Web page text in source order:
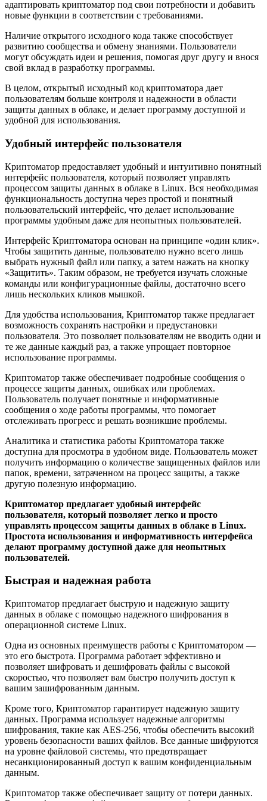
адаптировать криптоматор под свои потребности и добавить
новые функции в соответствии с требованиями.
Наличие открытого исходного кода также способствует
развитию сообщества и обмену знаниями. Пользователи
могут обсуждать идеи и решения, помогая друг другу и внося
свой вклад в разработку программы.
В целом, открытый исходный код криптоматора дает
пользователям больше контроля и надежности в области
защиты данных в облаке, и делает программу доступной и
удобной для использования.
Удобный интерфейс пользователя
Криптоматор предоставляет удобный и интуитивно понятный
интерфейс пользователя, который позволяет управлять
процессом защиты данных в облаке в Linux. Вся необходимая
функциональность доступна через простой и понятный
пользовательский интерфейс, что делает использование
программы удобным даже для неопытных пользователей.
Интерфейс Криптоматора основан на принципе «один клик».
Чтобы защитить данные, пользователю нужно всего лишь
выбрать нужный файл или папку, а затем нажать на кнопку
«Защитить». Таким образом, не требуется изучать сложные
команды или конфигурационные файлы, достаточно всего
лишь нескольких кликов мышкой.
Для удобства использования, Криптоматор также предлагает
возможность сохранять настройки и предустановки
пользователя. Это позволяет пользователям не вводить одни и
те же данные каждый раз, а также упрощает повторное
использование программы.
Криптоматор также обеспечивает подробные сообщения о
процессе защиты данных, ошибках или проблемах.
Пользователь получает понятные и информативные
сообщения о ходе работы программы, что помогает
отслеживать прогресс и решать возникшие проблемы.
Аналитика и статистика работы Криптоматора также
доступна для просмотра в удобном виде. Пользователь может
получить информацию о количестве защищенных файлов или
папок, времени, затраченном на процесс защиты, а также
другую полезную информацию.
Криптоматор предлагает удобный интерфейс
пользователя, который позволяет легко и просто
управлять процессом защиты данных в облаке в Linux.
Простота использования и информативность интерфейса
делают программу доступной даже для неопытных
пользователей.
Быстрая и надежная работа
Криптоматор предлагает быструю и надежную защиту
данных в облаке с помощью надежного шифрования в
операционной системе Linux.
Одна из основных преимуществ работы с Криптоматором —
это его быстрота. Программа работает эффективно и
позволяет шифровать и дешифровать файлы с высокой
скоростью, что позволяет вам быстро получить доступ к
вашим зашифрованным данным.
Кроме того, Криптоматор гарантирует надежную защиту
данных. Программа использует надежные алгоритмы
шифрования, такие как AES-256, чтобы обеспечить высокий
уровень безопасности ваших файлов. Все данные шифруются
на уровне файловой системы, что предотвращает
несанкционированный доступ к вашим конфиденциальным
данным.
Криптоматор также обеспечивает защиту от потери данных.